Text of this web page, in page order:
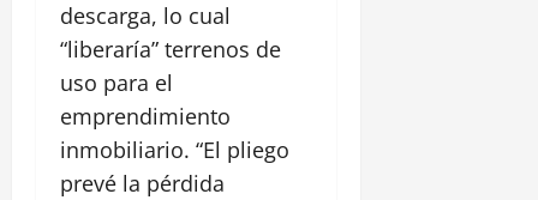
descarga, lo cual
“liberaría” terrenos de
uso para el
emprendimiento
inmobiliario. “El pliego
prevé la pérdida